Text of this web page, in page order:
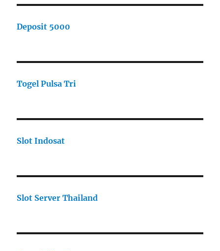
Deposit 5000
Togel Pulsa Tri
Slot Indosat
Slot Server Thailand